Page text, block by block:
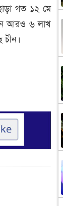
গত ১২ মে
জুন আরও ৬ লাখ
চীন।